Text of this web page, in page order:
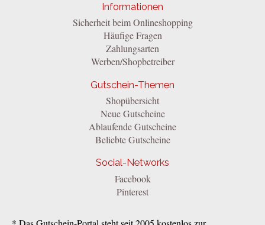
Informationen
Sicherheit beim Onlineshopping
Häufige Fragen
Zahlungsarten
Werben/Shopbetreiber
Gutschein-Themen
Shopübersicht
Neue Gutscheine
Ablaufende Gutscheine
Beliebte Gutscheine
Social-Networks
Facebook
Pinterest